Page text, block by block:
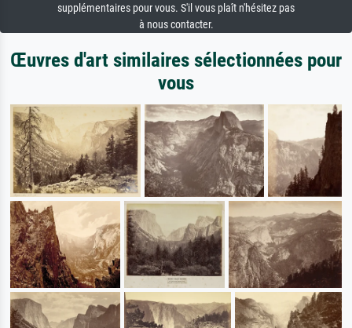
supplémentaires pour vous. S'il vous plaît n'hésitez pas
à nous contacter.
Œuvres d'art similaires sélectionnées pour
vous